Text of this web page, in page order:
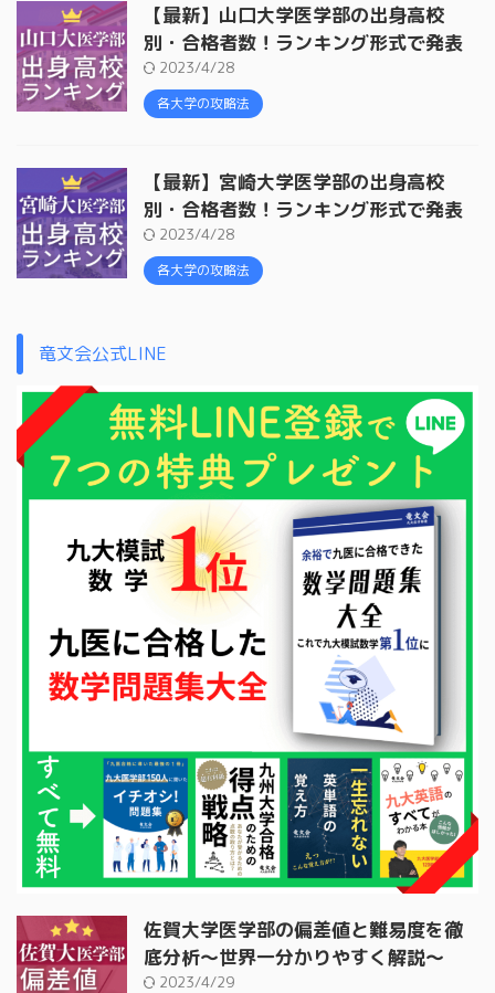
【最新】山口大学医学部の出身高校
別・合格者数！ランキング形式で発表
2023/4/28
各大学の攻略法
【最新】宮崎大学医学部の出身高校
別・合格者数！ランキング形式で発表
2023/4/28
各大学の攻略法
竜文会公式LINE
佐賀大学医学部の偏差値と難易度を徹
底分析〜世界一分かりやすく解説〜
2023/4/29